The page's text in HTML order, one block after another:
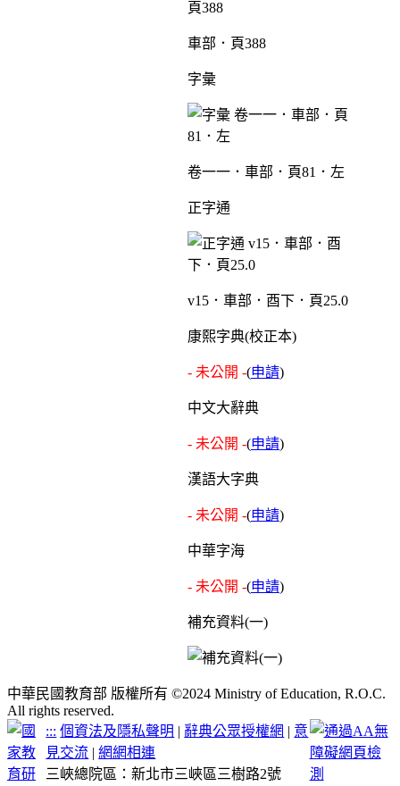
車部．頁388
字彙
卷一一．車部．頁81．左
正字通
v15．車部．酉下．頁25.0
康熙字典(校正本)
- 未公開 -(申請)
中文大辭典
- 未公開 -(申請)
漢語大字典
- 未公開 -(申請)
中華字海
- 未公開 -(申請)
補充資料(一)
中華民國教育部 版權所有 ©2024 Ministry of Education, R.O.C.
All rights reserved.
::: 個資法及隱私聲明 | 辭典公眾授權網 | 意
見交流 |網網相連
三峽總院區：新北市三峽區三樹路2號